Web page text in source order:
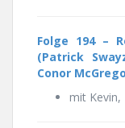
Folge 194 –
(Patrick
Conor
mit Kevin,